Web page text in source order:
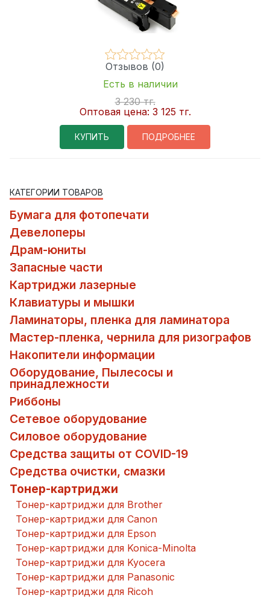
Отзывов (0)
Есть в наличии
3 230 тг.
Оптовая цена: 3 125 тг.
КУПИТЬ ПОДРОБНЕЕ
КАТЕГОРИИ ТОВАРОВ
Бумага для фотопечати
Девелоперы
Драм-юниты
Запасные части
Картриджи лазерные
Клавиатуры и мышки
Ламинаторы, пленка для ламинатора
Мастер-пленка, чернила для ризографов
Накопители информации
Оборудование, Пылесосы и
принадлежности
Риббоны
Сетевое оборудование
Силовое оборудование
Средства защиты от COVID-19
Средства очистки, смазки
Тонер-картриджи
Тонер-картриджи для Brother
Тонер-картриджи для Canon
Тонер-картриджи для Epson
Тонер-картриджи для Konica-Minolta
Тонер-картриджи для Kyocera
Тонер-картриджи для Panasonic
Тонер-картриджи для Ricoh